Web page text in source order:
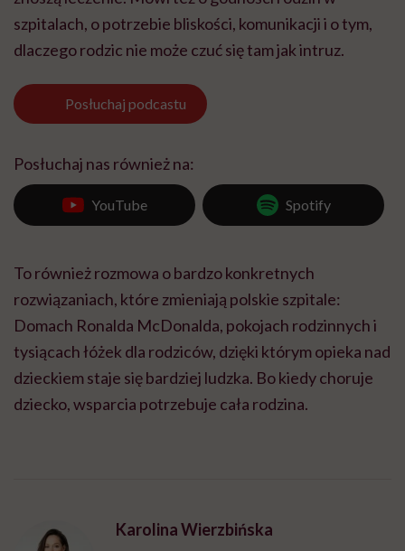
szpitalach, o potrzebie bliskości, komunikacji i o tym,
dlaczego rodzic nie może czuć się tam jak intruz.
Posłuchaj podcastu
Posłuchaj nas również na:
YouTube Spotify
To również rozmowa o bardzo konkretnych
rozwiązaniach, które zmieniają polskie szpitale:
Domach Ronalda McDonalda, pokojach rodzinnych i
tysiącach łóżek dla rodziców, dzięki którym opieka nad
dzieckiem staje się bardziej ludzka. Bo kiedy choruje
dziecko, wsparcia potrzebuje cała rodzina.
Karolina Wierzbińska